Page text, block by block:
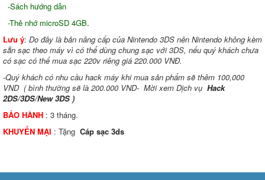
-Sách hướng dẫn
-Thẻ nhớ microSD 4GB.
Lưu ý: Do đây là bản nâng cấp của Nintendo 3DS nên Nintendo không kèm
sẵn sạc theo máy vì có thể dùng chung sạc với 3DS, nếu quý khách chưa
có sạc có thể mua sạc 220v riêng giá 220.000 VNĐ.
-Quý khách có nhu cầu hack máy khi mua sản phẩm sẽ thêm 100,000
VND ( bình thường sẽ là 200.000 VND- Mời xem Dịch vụ Hack
2DS/3DS/New 3DS )
BẢO HÀNH : 3 tháng.
KHUYẾN MẠI : Tặng Cáp sạc 3ds